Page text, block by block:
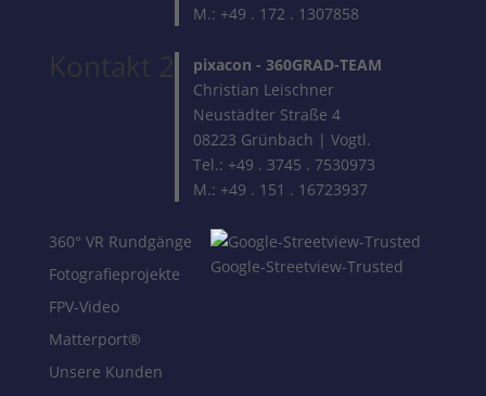
M.: +49 . 172 . 1307858
Kontakt 2 pixacon - 360GRAD-TEAM
Christian Leischner
Neustädter Straße 4
08223 Grünbach | Vogtl.
Tel.: +49 . 3745 . 7530973
M.: +49 . 151 . 16723937
360° VR Rundgänge
Fotografieprojekte
FPV-Video
Matterport®
Unsere Kunden
Google-Streetview-Trusted